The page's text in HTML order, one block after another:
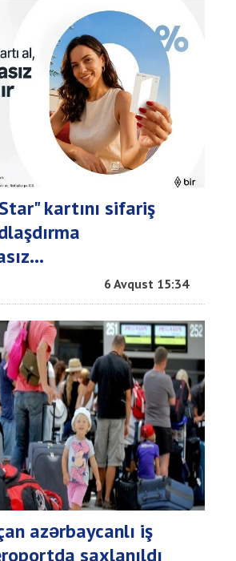
kartını sifariş
6 Avqust 15:34
azərbaycanlı iş
saxlanıldı